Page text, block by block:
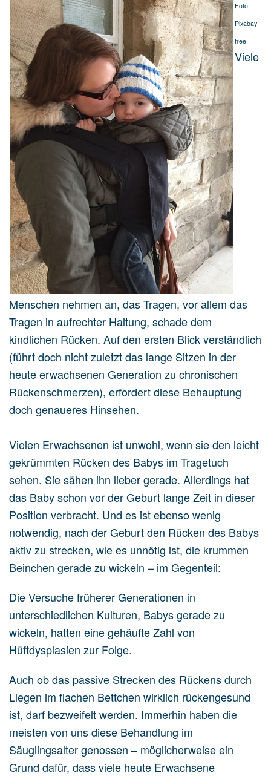
Foto;
Pixabay
free
Viele
Menschen nehmen an, das Tragen, vor allem das
Tragen in aufrechter Haltung, schade dem
kindlichen Rücken. Auf den ersten Blick verständlich
(führt doch nicht zuletzt das lange Sitzen in der
heute erwachsenen Generation zu chronischen
Rückenschmerzen), erfordert diese Behauptung
doch genaueres Hinsehen.
Vielen Erwachsenen ist unwohl, wenn sie den leicht
gekrümmten Rücken des Babys im Tragetuch
sehen. Sie sähen ihn lieber gerade. Allerdings hat
das Baby schon vor der Geburt lange Zeit in dieser
Position verbracht. Und es ist ebenso wenig
notwendig, nach der Geburt den Rücken des Babys
aktiv zu strecken, wie es unnötig ist, die krummen
Beinchen gerade zu wickeln – im Gegenteil:
Die Versuche früherer Generationen in
unterschiedlichen Kulturen, Babys gerade zu
wickeln, hatten eine gehäufte Zahl von
Hüftdysplasien zur Folge.
Auch ob das passive Strecken des Rückens durch
Liegen im flachen Bettchen wirklich rückengesund
ist, darf bezweifelt werden. Immerhin haben die
meisten von uns diese Behandlung im
Säuglingsalter genossen – möglicherweise ein
Grund dafür, dass viele heute Erwachsene